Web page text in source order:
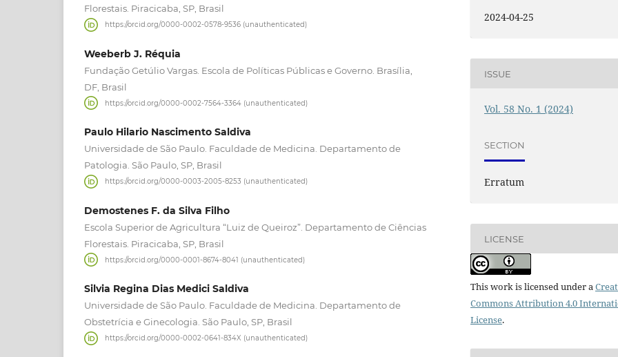
Florestais. Piracicaba, SP, Brasil
https://orcid.org/0000-0002-0578-9536 (unauthenticated)
Weeberb J. Réquia
Fundação Getúlio Vargas. Escola de Políticas Públicas e Governo. Brasília,
DF, Brasil
https://orcid.org/0000-0002-7564-3364 (unauthenticated)
Paulo Hilario Nascimento Saldiva
Universidade de São Paulo. Faculdade de Medicina. Departamento de
Patologia. São Paulo, SP, Brasil
https://orcid.org/0000-0003-2005-8253 (unauthenticated)
Demostenes F. da Silva Filho
Escola Superior de Agricultura “Luiz de Queiroz”. Departamento de Ciências
Florestais. Piracicaba, SP, Brasil
https://orcid.org/0000-0001-8674-8041 (unauthenticated)
Silvia Regina Dias Medici Saldiva
Universidade de São Paulo. Faculdade de Medicina. Departamento de
Obstetrícia e Ginecologia. São Paulo, SP, Brasil
https://orcid.org/0000-0002-0641-834X (unauthenticated)
2024-04-25
ISSUE
Vol. 58 No. 1 (2024)
SECTION
Erratum
LICENSE
This work is licensed under a
Commons Attribution 4.0
License.